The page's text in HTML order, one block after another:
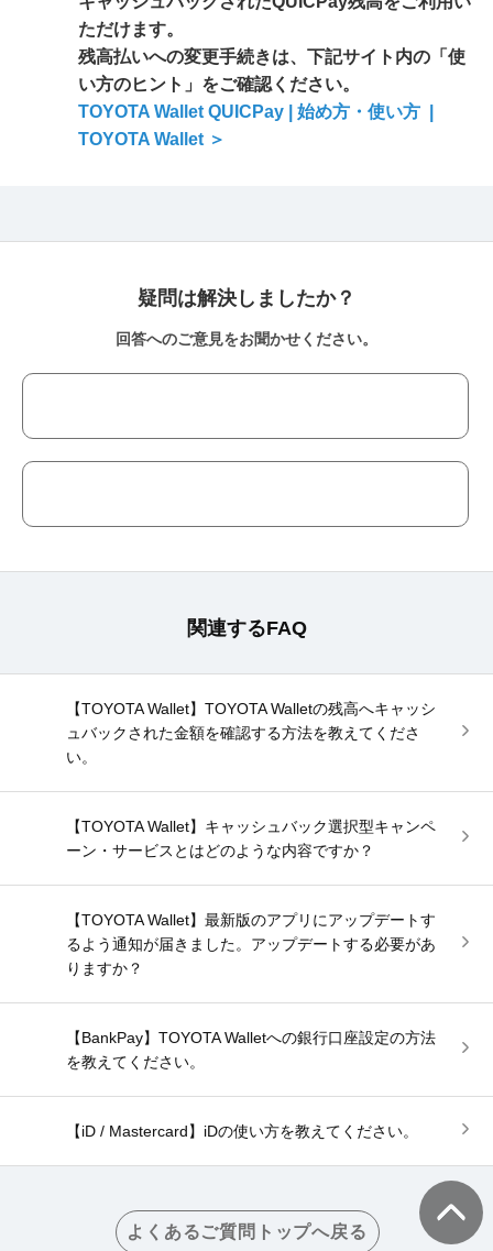
ただけます。
残高払いへの変更手続きは、下記サイト内の「使
い方のヒント」をご確認ください。
TOYOTA Wallet QUICPay | 始め方・使い方 |
TOYOTA Wallet ＞
疑問は解決しましたか？
回答へのご意見をお聞かせください。
関連するFAQ
【TOYOTA Wallet】TOYOTA Walletの残高へキャッシ
ュバックされた金額を確認する方法を教えてくださ
い。
【TOYOTA Wallet】キャッシュバック選択型キャンペ
ーン・サービスとはどのような内容ですか？
【TOYOTA Wallet】最新版のアプリにアップデートす
るよう通知が届きました。アップデートする必要があ
りますか？
【BankPay】TOYOTA Walletへの銀行口座設定の方法
を教えてください。
【iD / Mastercard】iDの使い方を教えてください。
よくあるご質問トップへ戻る